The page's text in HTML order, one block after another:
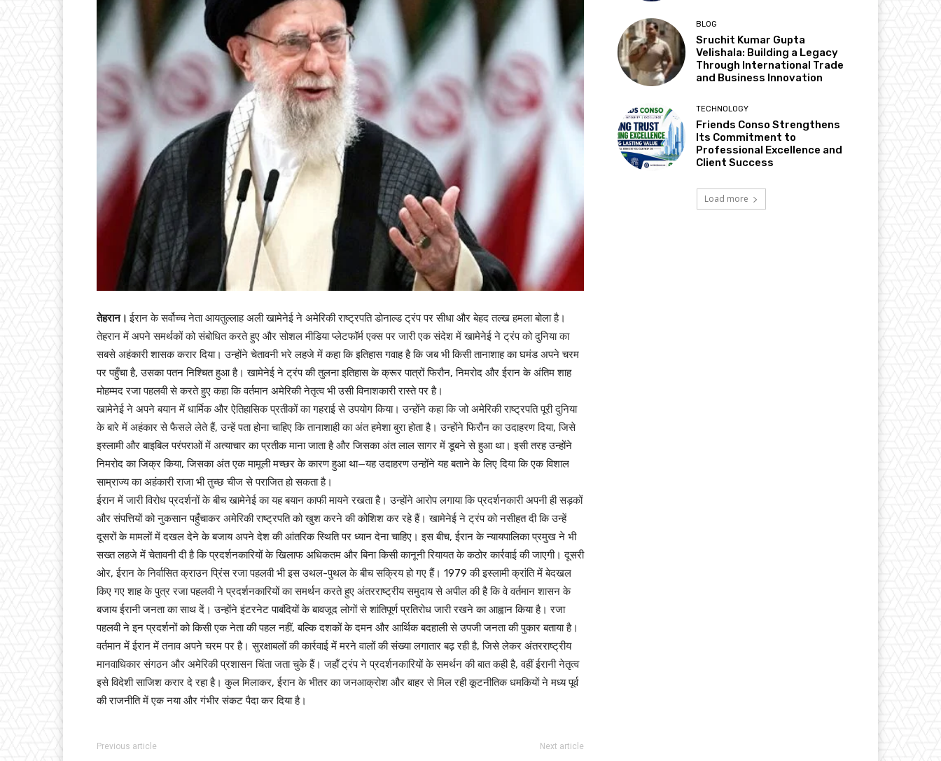
तेहरान।ईरान के सर्वोच्च नेता आयतुल्लाह अली खामेनेई ने अमेरिकी राष्ट्रपति डोनाल्ड ट्रंप पर सीधा और बेहद तल्ख हमला बोला है।
तेहरान में अपने समर्थकों को संबोधित करते हुए और सोशल मीडिया प्लेटफॉर्म एक्स पर जारी एक संदेश में खामेनेई ने ट्रंप को दुनिया का
सबसे अहंकारी शासक करार दिया। उन्होंने चेतावनी भरे लहजे में कहा कि इतिहास गवाह है कि जब भी किसी तानाशाह का घमंड अपने चरम
पर पहुँचा है, उसका पतन निश्चित हुआ है। खामेनेई ने ट्रंप की तुलना इतिहास के क्रूर पात्रों फिरौन, निमरोद और ईरान के अंतिम शाह
मोहम्मद रजा पहलवी से करते हुए कहा कि वर्तमान अमेरिकी नेतृत्व भी उसी विनाशकारी रास्ते पर है।
खामेनेई ने अपने बयान में धार्मिक और ऐतिहासिक प्रतीकों का गहराई से उपयोग किया। उन्होंने कहा कि जो अमेरिकी राष्ट्रपति पूरी दुनिया
के बारे में अहंकार से फैसले लेते हैं, उन्हें पता होना चाहिए कि तानाशाही का अंत हमेशा बुरा होता है। उन्होंने फिरौन का उदाहरण दिया, जिसे
इस्लामी और बाइबिल परंपराओं में अत्याचार का प्रतीक माना जाता है और जिसका अंत लाल सागर में डूबने से हुआ था। इसी तरह उन्होंने
निमरोद का जिक्र किया, जिसका अंत एक मामूली मच्छर के कारण हुआ था—यह उदाहरण उन्होंने यह बताने के लिए दिया कि एक विशाल
साम्राज्य का अहंकारी राजा भी तुच्छ चीज से पराजित हो सकता है।
ईरान में जारी विरोध प्रदर्शनों के बीच खामेनेई का यह बयान काफी मायने रखता है। उन्होंने आरोप लगाया कि प्रदर्शनकारी अपनी ही सड़कों
और संपत्तियों को नुकसान पहुँचाकर अमेरिकी राष्ट्रपति को खुश करने की कोशिश कर रहे हैं। खामेनेई ने ट्रंप को नसीहत दी कि उन्हें
दूसरों के मामलों में दखल देने के बजाय अपने देश की आंतरिक स्थिति पर ध्यान देना चाहिए। इस बीच, ईरान के न्यायपालिका प्रमुख ने भी
सख्त लहजे में चेतावनी दी है कि प्रदर्शनकारियों के खिलाफ अधिकतम और बिना किसी कानूनी रियायत के कठोर कार्रवाई की जाएगी। दूसरी
ओर, ईरान के निर्वासित क्राउन प्रिंस रजा पहलवी भी इस उथल-पुथल के बीच सक्रिय हो गए हैं। 1979 की इस्लामी क्रांति में बेदखल
किए गए शाह के पुत्र रजा पहलवी ने प्रदर्शनकारियों का समर्थन करते हुए अंतरराष्ट्रीय समुदाय से अपील की है कि वे वर्तमान शासन के
बजाय ईरानी जनता का साथ दें। उन्होंने इंटरनेट पाबंदियों के बावजूद लोगों से शांतिपूर्ण प्रतिरोध जारी रखने का आह्वान किया है। रजा
पहलवी ने इन प्रदर्शनों को किसी एक नेता की पहल नहीं, बल्कि दशकों के दमन और आर्थिक बदहाली से उपजी जनता की पुकार बताया है।
वर्तमान में ईरान में तनाव अपने चरम पर है। सुरक्षाबलों की कार्रवाई में मरने वालों की संख्या लगातार बढ़ रही है, जिसे लेकर अंतरराष्ट्रीय
मानवाधिकार संगठन और अमेरिकी प्रशासन चिंता जता चुके हैं। जहाँ ट्रंप ने प्रदर्शनकारियों के समर्थन की बात कही है, वहीं ईरानी नेतृत्व
इसे विदेशी साजिश करार दे रहा है। कुल मिलाकर, ईरान के भीतर का जनआक्रोश और बाहर से मिल रही कूटनीतिक धमकियों ने मध्य पूर्व
की राजनीति में एक नया और गंभीर संकट पैदा कर दिया है।
Previous article Next article
BLOG
Sruchit Kumar Gupta
Velishala: Building a Legacy
Through International Trade
and Business Innovation
TECHNOLOGY
Friends Conso Strengthens
Its Commitment to
Professional Excellence and
Client Success
Load more